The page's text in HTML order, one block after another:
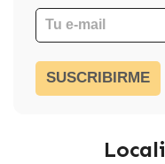
SUSCRIBIRME